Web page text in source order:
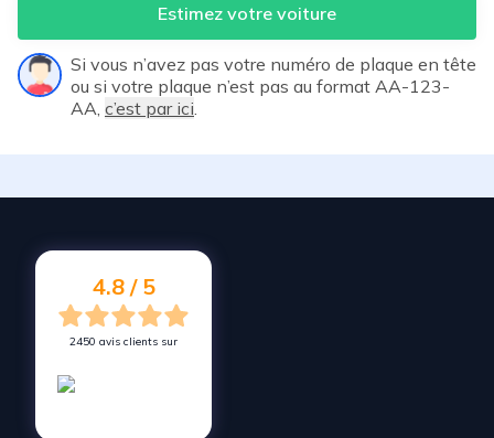
Estimez votre voiture
Si vous n’avez pas votre numéro de plaque en tête
ou si votre plaque n’est pas au format AA-123-
AA, c’est par ici
4.8 / 5
2450 avis clients sur